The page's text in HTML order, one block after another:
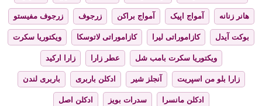
هانر زنانه آمواج اپیک آمواج براکن زرجوف زرجوف مفیستو
بوکت آیدل کازاموراتی لیرا کازاموراتی لاتوسکا ویکتوریا سکرت
ویکتوریا سکرت بامب شل عطر زارا زارا ارکید
زارا بلو من اسپریت آنجلز شیر ادکلن باربری باربری لندن
ادکلن مانسرا سدرات بویز ادکلن اصل